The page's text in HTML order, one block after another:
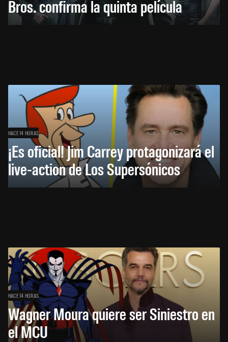
Bros. confirma la quinta película
HACE 14 HORAS
¡Es oficial! Jim Carrey protagonizará el
live-action de Los Supersónicos
HACE 14 HORAS
Wagner Moura quiere ser Siniestro en
el MCU